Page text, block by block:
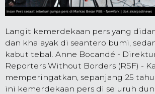
Langit kemerdekaan pers yang
dan khalayak di seantero bumi,
kabut tebal. Anne Bocandé -
Reporters Without Borders (RSF) -
memperingatkan, sepanjang 25
ini kemerdekaan pers di seluruh